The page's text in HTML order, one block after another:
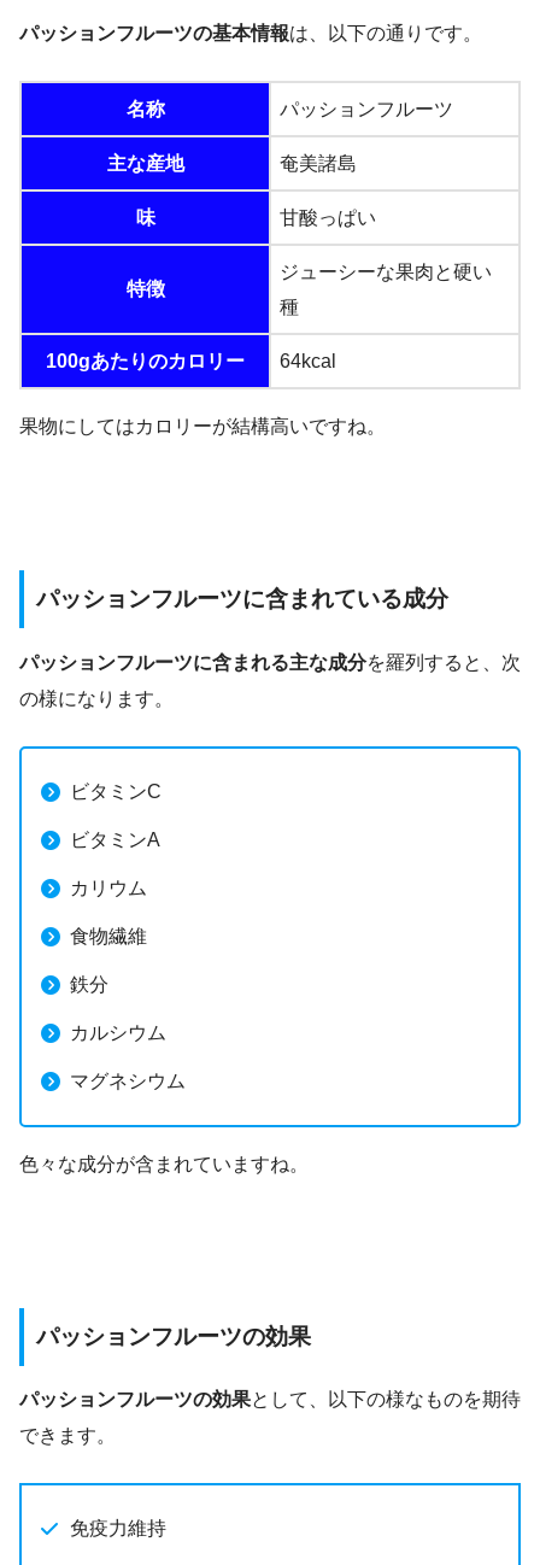
パッションフルーツの基本情報は、以下の通りです。
名称 パッションフルーツ
主な産地 奄美諸島
味 甘酸っぱい
特徴
ジューシーな果肉と硬い
種
100gあたりのカロリー 64kcal
果物にしてはカロリーが結構高いですね。
パッションフルーツに含まれている成分
パッションフルーツに含まれる主な成分を羅列すると、次
の様になります。
ビタミンC
ビタミンA
カリウム
食物繊維
鉄分
カルシウム
マグネシウム
色々な成分が含まれていますね。
パッションフルーツの効果
パッションフルーツの効果として、以下の様なものを期待
できます。
免疫力維持